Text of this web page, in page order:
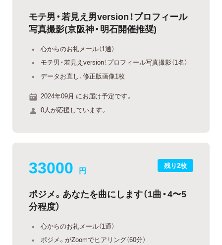
モテ男・若見え男version！プロフィール
写真撮影(京阪神・明石開催推奨)
心からのお礼メール（1通）
モテ男・若見えversion！プロフィール写真撮影（1名）
データお直し、修正版画像1枚
2024年09月 にお届け予定です。
0人が応援しています。
残り2枚
33000 円
ポジメ。あなたを曲にします（1曲・4〜5
分程度）
心からのお礼メール（1通）
ポジメ。がZoomでヒアリング（60分）